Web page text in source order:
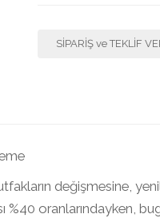
SİPARİŞ ve TEKLİF
değişmesine,
%40 oranlarındayken,